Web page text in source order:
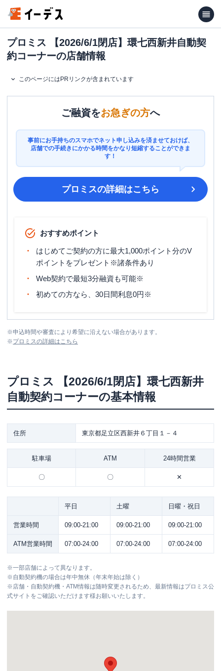
プロミス 【2026/6/1閉店】環七西新井自動契
約コーナーの店舗情報
このページにはPRリンクが含まれています
ご融資をお急ぎの方へ
事前にお手持ちのスマホでネット申し込みを済ませておけば、
店舗での手続きにかかる時間をかなり短縮することができま
す！
プロミスの詳細はこちら
おすすめポイント
はじめてご契約の方に最大1,000ポイント分のV
ポイントをプレゼント※諸条件あり
Web契約で最短3分融資も可能※
初めての方なら、30日間利息0円※
※申込時間や審査により希望に沿えない場合があります。
※プロミスの詳細はこちら
プロミス
【2026/6/1閉店】環七西新井
自動契約コーナーの基本情報
住所 東京都足立区西新井６丁目１－４
駐車場 ATM 24時間営業
〇 〇 ✕
平日 土曜 日曜・祝日
営業時間 09:00-21:00 09:00-21:00 09:00-21:00
ATM営業時間 07:00-24:00 07:00-24:00 07:00-24:00
※一部店舗によって異なります。
※自動契約機の場合は年中無休（年末年始は除く）
※店舗・自動契約機・ATM情報は随時変更されるため、最新情報はプロミス公
式サイトをご確認いただけます様お願いいたします。